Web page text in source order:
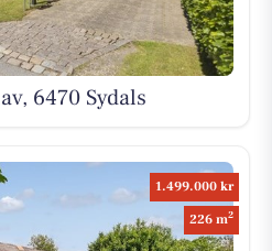
6470 Sydals
1.499.000 kr
226 m2